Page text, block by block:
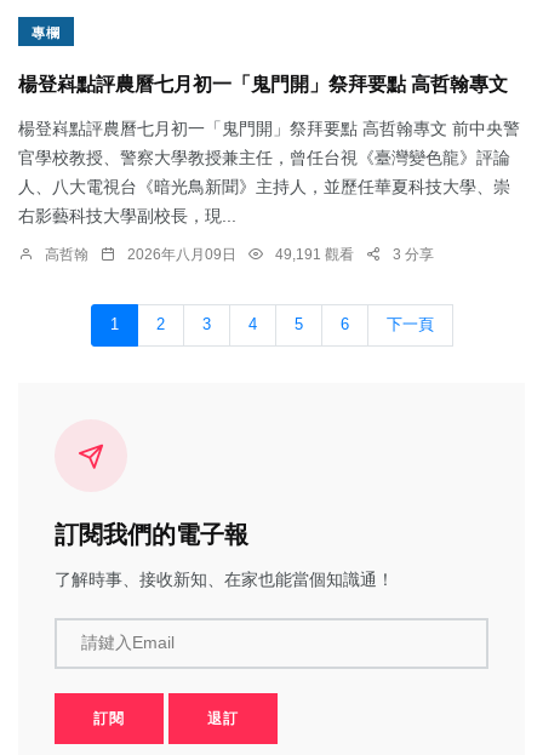
專欄
楊登嵙點評農曆七月初一「鬼門開」祭拜要點 高哲翰專文
楊登嵙點評農曆七月初一「鬼門開」祭拜要點 高哲翰專文 前中央警
官學校教授、警察大學教授兼主任，曾任台視《臺灣變色龍》評論
人、八大電視台《暗光鳥新聞》主持人，並歷任華夏科技大學、崇
右影藝科技大學副校長，現...
高哲翰 2026年八月09日 49,191 觀看 3 分享
1 2 3 4 5 6 下一頁
訂閱我們的電子報
了解時事、接收新知、在家也能當個知識通！
請鍵入Email
訂閱 退訂